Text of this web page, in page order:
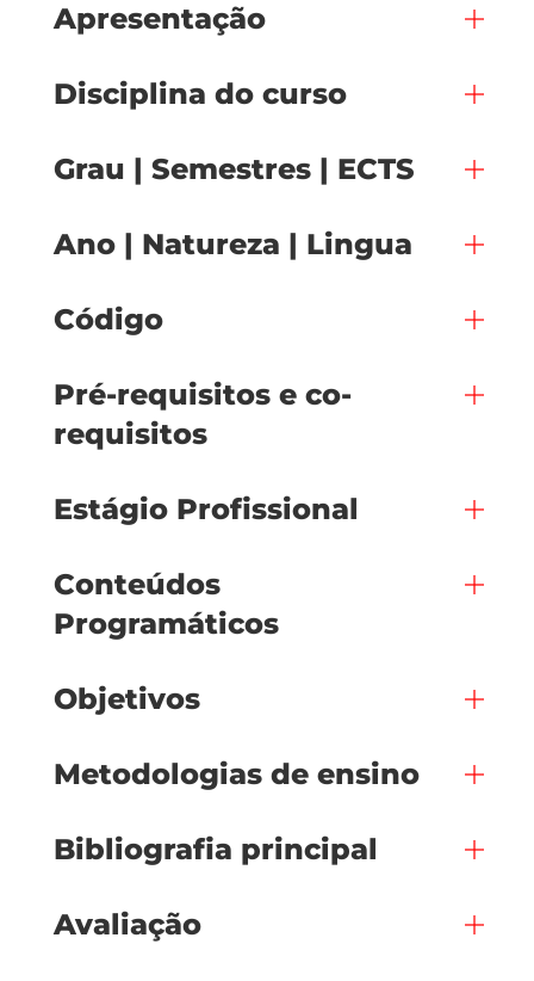
Apresentação
Disciplina do curso
Grau | Semestres | ECTS
Ano | Natureza | Lingua
Código
Pré-requisitos e co-
requisitos
Estágio Profissional
Conteúdos
Programáticos
Objetivos
Metodologias de ensino
Bibliografia principal
Avaliação